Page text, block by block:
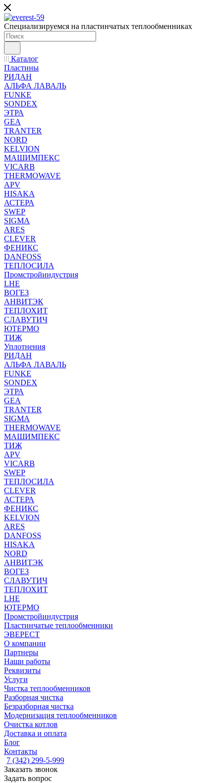
Специализируемся на пластинчатых теплообменниках
Каталог
Пластины
РИДАН
АЛЬФА ЛАВАЛЬ
FUNKE
SONDEX
ЭТРА
GEA
TRANTER
NORD
KELVION
МАШИМПЕКС
VICARB
THERMOWAVE
APV
HISAKA
АСТЕРА
SWEP
SIGMA
ARES
CLEVER
ФЕНИКС
DANFOSS
ТЕПЛОСИЛА
Промстройиндустрия
LHE
ВОГЕЗ
АНВИТЭК
ТЕПЛОХИТ
СЛАВУТИЧ
ЮТЕРМО
ТИЖ
Уплотнения
РИДАН
АЛЬФА ЛАВАЛЬ
FUNKE
SONDEX
ЭТРА
GEA
TRANTER
SIGMA
THERMOWAVE
МАШИМПЕКС
ТИЖ
APV
VICARB
SWEP
ТЕПЛОСИЛА
CLEVER
АСТЕРА
ФЕНИКС
KELVION
ARES
DANFOSS
HISAKA
NORD
АНВИТЭК
ВОГЕЗ
СЛАВУТИЧ
ТЕПЛОХИТ
LHE
ЮТЕРМО
Промстройиндустрия
Пластинчатые теплообменники
ЭВЕРЕСТ
О компании
Партнеры
Наши работы
Реквизиты
Услуги
Чистка теплообменников
Разборная чистка
Безразборная чистка
Модернизация теплообменников
Очистка котлов
Доставка и оплата
Блог
Контакты
7 (342) 299-5-999
Заказать звонок
Задать вопрос